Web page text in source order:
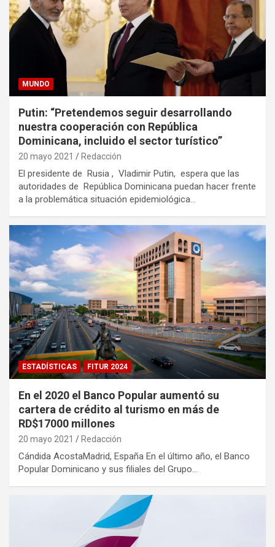
MUNDO
Putin: “Pretendemos seguir desarrollando
nuestra cooperación con República
Dominicana, incluido el sector turístico”
20 mayo 2021 Redacción
El presidente de Rusia , Vladimir Putin, espera que las
autoridades de República Dominicana puedan hacer frente
a la problemática situación epidemiológica…
ESTADÍSTICAS FITUR 2024
En el 2020 el Banco Popular aumentó su
cartera de crédito al turismo en más de
RD$17000 millones
20 mayo 2021 Redacción
Cándida AcostaMadrid, España En el último año, el Banco
Popular Dominicano y sus filiales del Grupo…